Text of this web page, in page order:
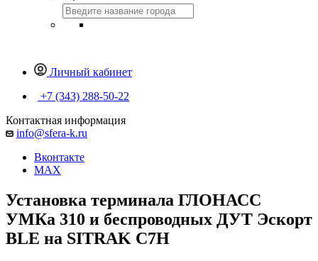
Личный кабинет
+7 (343) 288-50-22
Контактная информация
info@sfera-k.ru
Вконтакте
MAX
Установка терминала ГЛОНАСС
УМКа 310 и беспроводных ДУТ Эскорт
BLE на SITRAK C7H